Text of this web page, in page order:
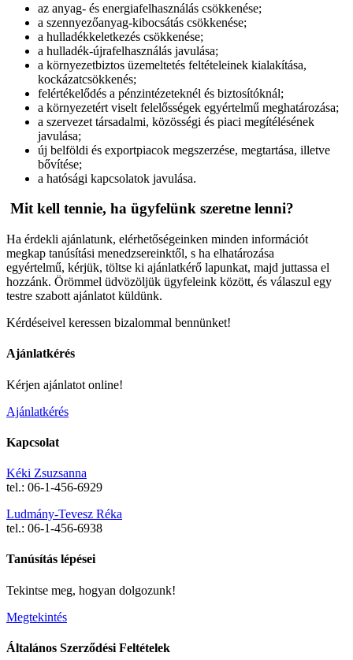
az anyag- és energiafelhasználás csökkenése;
a szennyezőanyag-kibocsátás csökkenése;
a hulladékkeletkezés csökkenése;
a hulladék-újrafelhasználás javulása;
a környezetbiztos üzemeltetés feltételeinek kialakítása,
kockázatcsökkenés;
felértékelődés a pénzintézeteknél és biztosítóknál;
a környezetért viselt felelősségek egyértelmű meghatározása;
a szervezet társadalmi, közösségi és piaci megítélésének
javulása;
új belföldi és exportpiacok megszerzése, megtartása, illetve
bővítése;
a hatósági kapcsolatok javulása.
Mit kell tennie, ha ügyfelünk szeretne lenni?
Ha érdekli ajánlatunk, elérhetőségeinken minden információt
megkap tanúsítási menedzsereinktől, s ha elhatározása
egyértelmű, kérjük, töltse ki ajánlatkérő lapunkat, majd juttassa el
hozzánk. Örömmel üdvözöljük ügyfeleink között, és válaszul egy
testre szabott ajánlatot küldünk.
Kérdéseivel keressen bizalommal bennünket!
Ajánlatkérés
Kérjen ajánlatot online!
Ajánlatkérés
Kapcsolat
Kéki Zsuzsanna
tel.: 06-1-456-6929
Ludmány-Tevesz Réka
tel.: 06-1-456-6938
Tanúsítás lépései
Tekintse meg, hogyan dolgozunk!
Megtekintés
Általános Szerződési Feltételek